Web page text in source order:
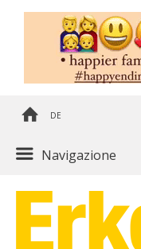
DE
Navigazione